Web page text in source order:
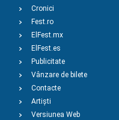
Cronici
Fest.ro
ElFest.mx
ElFest.es
Publicitate
Vânzare de bilete
Contacte
Artiști
Versiunea Web